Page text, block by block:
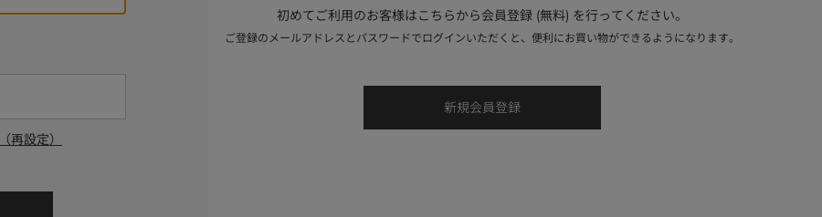
再設定）
初めてご利用のお客様はこちらから会員登録 (無料) を行ってください。
ご登録のメールアドレスとパスワードでログインいただくと、便利にお買い物ができるようになります。